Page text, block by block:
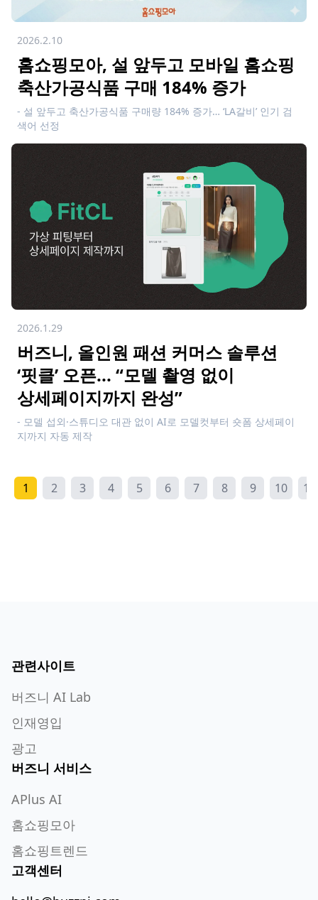
2026.2.10
홈쇼핑모아, 설 앞두고 모바일 홈쇼핑
축산가공식품 구매 184% 증가
- 설 앞두고 축산가공식품 구매량 184% 증가… ‘LA갈비’ 인기 검
색어 선정
2026.1.29
버즈니, 올인원 패션 커머스 솔루션
‘핏클’ 오픈... “모델 촬영 없이
상세페이지까지 완성”
- 모델 섭외·스튜디오 대관 없이 AI로 모델컷부터 숏폼 상세페이
지까지 자동 제작
1 2 3 4 5 6 7 8 9 10 11
관련사이트
버즈니 AI Lab
인재영입
광고
버즈니 서비스
APlus AI
홈쇼핑모아
홈쇼핑트렌드
고객센터